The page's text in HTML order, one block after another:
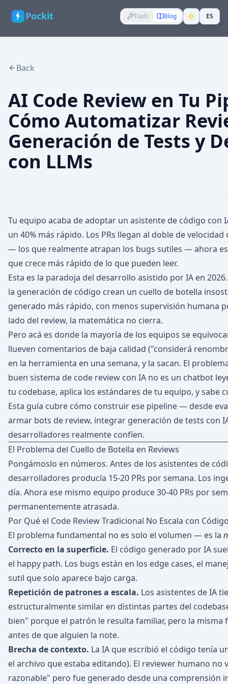
Pockit Tools Blog ES
Back
AI Code Review en Tu
Cómo Automatizar
Generación de Tests y
con LLMs
Tu equipo acaba de adoptar un asistente de código con
un 40% más rápido. Los PRs llegan al doble de
— los que realmente atrapan los bugs sutiles — ahora
que crece más rápido de lo que pueden leer.
Esta es la paradoja del desarrollo asistido por IA en
la generación de código crean un cuello de botella
generado más rápido, con menos supervisión humana
lado del review, la matemática no cierra.
Pero acá es donde la mayoría de los equipos se
llueven comentarios de baja calidad ("considerá
en la herramienta en una semana, y la sacan. El
buen sistema de code review con IA no es un chatbot
tu codebase, aplica los estándares de tu equipo, y sabe
Esta guía cubre cómo construir ese pipeline — desde
armar bots de review, integrar generación de tests con
desarrolladores realmente confíen.
El Problema del Cuello de Botella en Reviews
Pongámoslo en números. Antes de los asistentes de
desarrolladores producía 15-20 PRs por semana. Los
día. Ahora ese mismo equipo produce 30-40 PRs por
permanentemente atrasada.
Por Qué el Code Review Tradicional No Escala con
El problema fundamental no es solo el volumen — es la
Correcto en la superficie. El código generado por IA
el happy path. Los bugs están en los edge cases, el
sutil que solo aparece bajo carga.
Repetición de patrones a escala. Los asistentes de IA
estructuralmente similar en distintas partes del
bien" porque el patrón le resulta familiar, pero la misma
antes de que alguien la note.
Brecha de contexto. La IA que escribió el código tenía
el archivo que estaba editando). El reviewer humano
razonable" pero fue generado desde una comprensión